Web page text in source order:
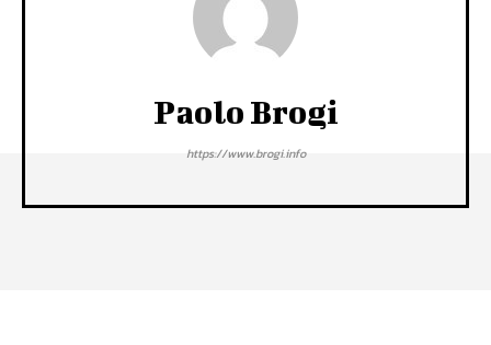
Paolo Brogi
https://www.brogi.info